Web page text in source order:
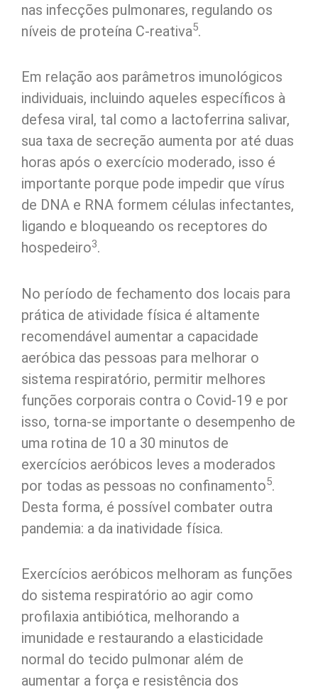
nas infecções pulmonares, regulando os
níveis de proteína C-reativa5.
Em relação aos parâmetros imunológicos
individuais, incluindo aqueles específicos à
defesa viral, tal como a lactoferrina salivar,
sua taxa de secreção aumenta por até duas
horas após o exercício moderado, isso é
importante porque pode impedir que vírus
de DNA e RNA formem células infectantes,
ligando e bloqueando os receptores do
hospedeiro3.
No período de fechamento dos locais para
prática de atividade física é altamente
recomendável aumentar a capacidade
aeróbica das pessoas para melhorar o
sistema respiratório, permitir melhores
funções corporais contra o Covid-19 e por
isso, torna-se importante o desempenho de
uma rotina de 10 a 30 minutos de
exercícios aeróbicos leves a moderados
por todas as pessoas no confinamento5.
Desta forma, é possível combater outra
pandemia: a da inatividade física.
Exercícios aeróbicos melhoram as funções
do sistema respiratório ao agir como
profilaxia antibiótica, melhorando a
imunidade e restaurando a elasticidade
normal do tecido pulmonar além de
aumentar a força e resistência dos